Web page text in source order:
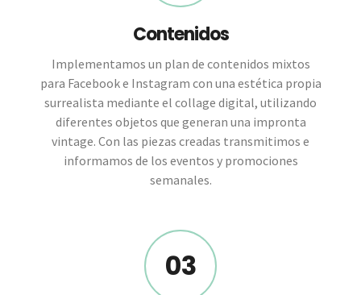
Contenidos
Implementamos un plan de contenidos mixtos
para Facebook e Instagram con una estética propia
surrealista mediante el collage digital, utilizando
diferentes objetos que generan una impronta
vintage. Con las piezas creadas transmitimos e
informamos de los eventos y promociones
semanales.
03